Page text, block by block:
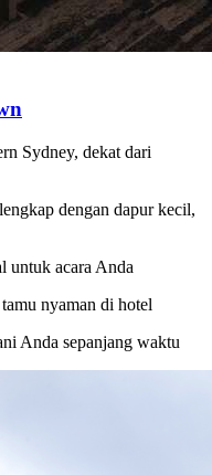
Sydney, dekat dari
dengan dapur kecil,
untuk acara Anda
nyaman di hotel
Anda sepanjang waktu